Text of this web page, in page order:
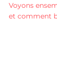
Voyons
et comment